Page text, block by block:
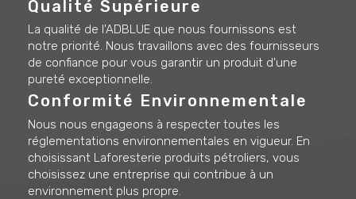
Qualité Supérieure
La qualité de l'ADBLUE que nous fournissons est
notre priorité. Nous travaillons avec des fournisseurs
de confiance pour vous garantir un produit d'une
pureté exceptionnelle.
Conformité Environnementale
Nous nous engageons à respecter toutes les
réglementations environnementales en vigueur. En
choisissant Laforesterie produits pétroliers, vous
choisissez une entreprise qui contribue à un
environnement plus propre.